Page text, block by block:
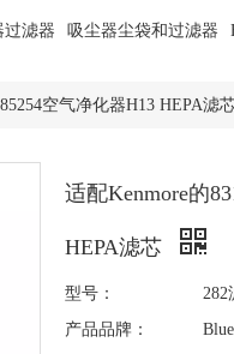
过滤器 吸尘器尘袋和过滤器
空气净化器H13 HEPA滤
适配Kenmore的
HEPA滤芯
型号：
282
产品品牌：